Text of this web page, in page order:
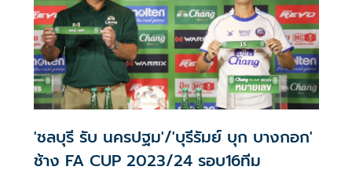
'ชลบุรี รับ นครปฐม'/'บุรีรัมย์ บุก บางกอก'
ช้าง FA CUP 2023/24 รอบ16ทีม